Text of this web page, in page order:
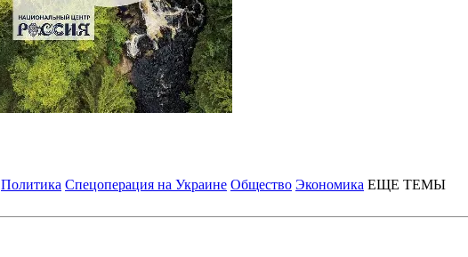
Политика Спецоперация на Украине Общество Экономика ЕЩЕ ТЕМЫ